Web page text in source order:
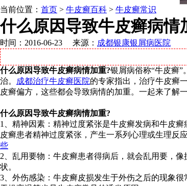
当前位置： 首页 > 牛皮癣百科 > 牛皮癣常识
什么原因导致牛皮癣病情
时间：2016-06-23 来源： 成都银康银屑病医院
什么原因导致牛皮癣病情加重?银屑病俗称“牛皮癣
治。
成都治疗牛皮癣医院的专家指出，治疗牛皮癣
皮癣偏方，这些都会导致病情的加重。一起来了解
什么原因导致牛皮癣病情加重?
1、精神因素：精神过度紧张是牛皮癣发病和牛皮
皮癣患者精神过度紧张，产生一系列心理或生理反
些
2、乱用要物：牛皮癣患者得病后，就会乱用要，
状。
3、外伤感染：牛皮癣皮损发生于外伤之后的现象